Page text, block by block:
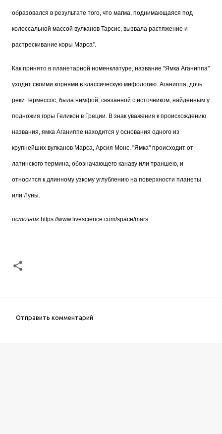
образовался в результате того, что магма, поднимающаяся под
колоссальной массой вулканов Тарсис, вызвала растяжение и
растрескивание коры Марса”.
Как принято в планетарной номенклатуре, название "Ямка Аганиппа"
уходит своими корнями в классическую мифологию. Аганиппа, дочь
реки Термессос, была нимфой, связанной с источником, найденным у
подножия горы Геликон в Греции. В знак уважения к происхождению
названия, ямка Аганиппе находится у основания одного из
крупнейших вулканов Марса, Арсия Монс. "Ямка" происходит от
латинского термина, обозначающего канаву или траншею, и
относится к длинному узкому углублению на поверхности планеты
или Луны.
источник https://www.livescience.com/space/mars
Отправить комментарий